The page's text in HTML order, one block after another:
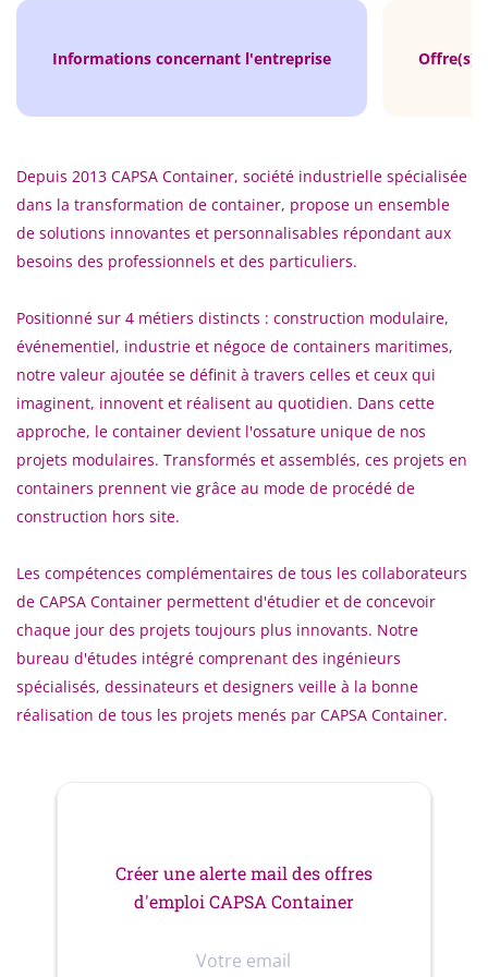
Informations concernant l'entreprise Offre(s)
Depuis 2013 CAPSA Container, société industrielle spécialisée
dans la transformation de container, propose un ensemble
de solutions innovantes et personnalisables répondant aux
besoins des professionnels et des particuliers.
Positionné sur 4 métiers distincts : construction modulaire,
événementiel, industrie et négoce de containers maritimes,
notre valeur ajoutée se définit à travers celles et ceux qui
imaginent, innovent et réalisent au quotidien. Dans cette
approche, le container devient l'ossature unique de nos
projets modulaires. Transformés et assemblés, ces projets en
containers prennent vie grâce au mode de procédé de
construction hors site.
Les compétences complémentaires de tous les collaborateurs
de CAPSA Container permettent d'étudier et de concevoir
chaque jour des projets toujours plus innovants. Notre
bureau d'études intégré comprenant des ingénieurs
spécialisés, dessinateurs et designers veille à la bonne
réalisation de tous les projets menés par CAPSA Container.
Créer une alerte mail des offres
d'emploi CAPSA Container